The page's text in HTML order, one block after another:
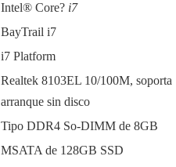
Intel® Core? i7
BayTrail i7
i7 Platform
Realtek 8103EL 10/100M, soporta
arranque sin disco
Tipo DDR4 So-DIMM de 8GB
MSATA de 128GB SSD